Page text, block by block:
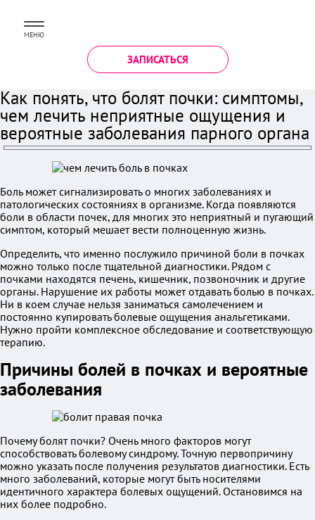
МЕНЮ
ЗАПИСАТЬСЯ
Как понять, что болят почки: симптомы,
чем лечить неприятные ощущения и
вероятные заболевания парного органа
Боль может сигнализировать о многих заболеваниях и
патологических состояниях в организме. Когда появляются
боли в области почек, для многих это неприятный и пугающий
симптом, который мешает вести полноценную жизнь.
Определить, что именно послужило причиной боли в почках
можно только после тщательной диагностики. Рядом с
почками находятся печень, кишечник, позвоночник и другие
органы. Нарушение их работы может отдавать болью в почках.
Ни в коем случае нельзя заниматься самолечением и
постоянно купировать болевые ощущения анальгетиками.
Нужно пройти комплексное обследование и соответствующую
терапию.
Причины болей в почках и вероятные
заболевания
Почему болят почки? Очень много факторов могут
способствовать болевому синдрому. Точную первопричину
можно указать после получения результатов диагностики. Есть
много заболеваний, которые могут быть носителями
идентичного характера болевых ощущений. Остановимся на
них более подробно.